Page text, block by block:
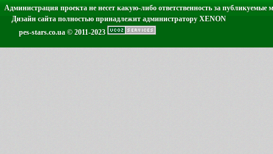
Администрация проекта не несет какую-либо ответственность за публикуемые
Дизайн сайта полностью принадлежит администратору XENON
pes-stars.co.ua © 2011-2023